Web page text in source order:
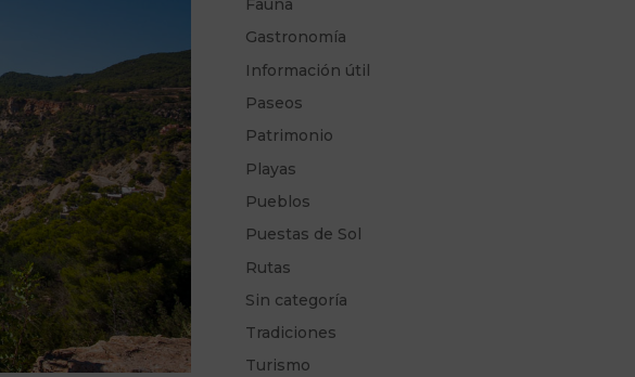
Fauna
Gastronomía
Información útil
Paseos
Patrimonio
Playas
Pueblos
Puestas de Sol
Rutas
Sin categoría
Tradiciones
Turismo